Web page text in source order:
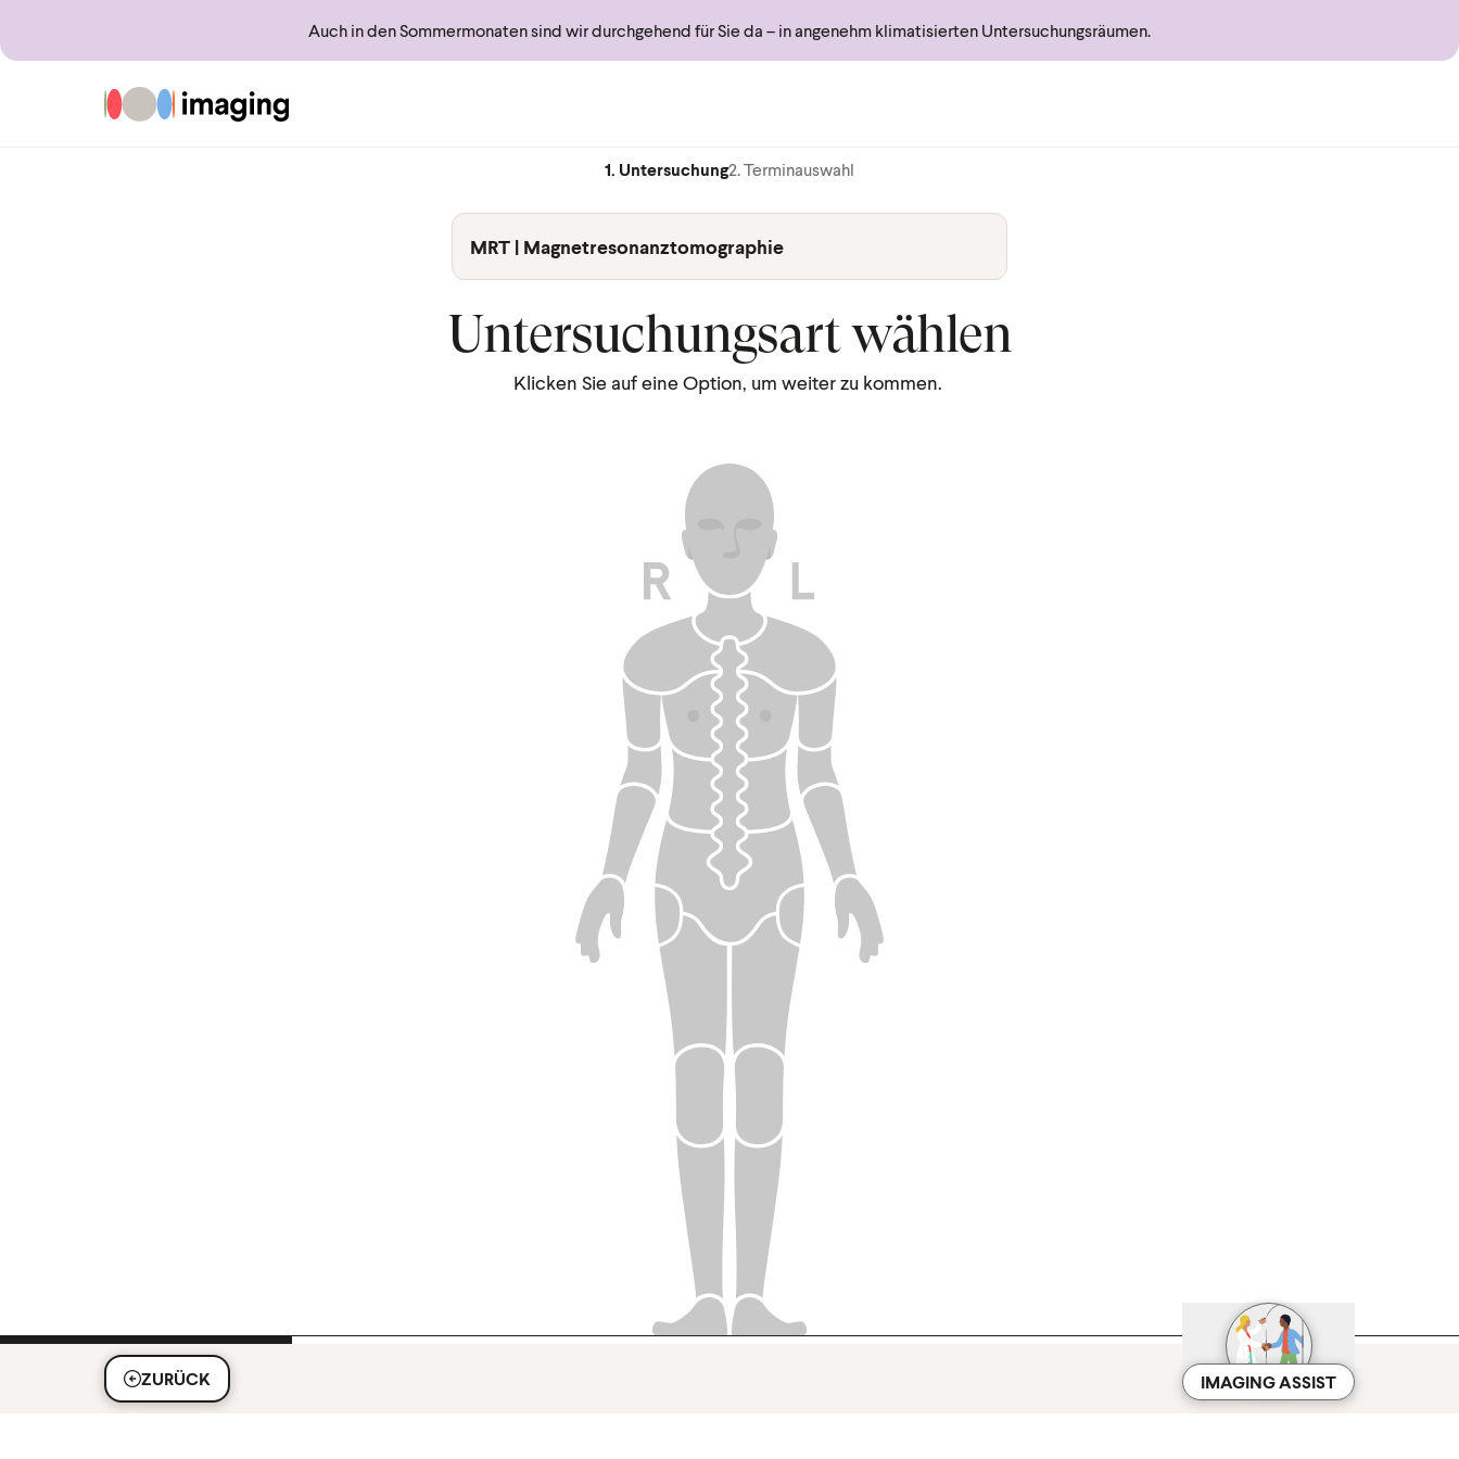
Auch in den Sommermonaten sind wir durchgehend für Sie da – in angenehm klimatisierten Untersuchungsräumen.
Zur Startseite
1. Untersuchung2. Terminauswahl
MRT | Magnetresonanztomographie
Untersuchungsart wählen
Klicken Sie auf eine Option, um weiter zu kommen.
ZURÜCK IMAGING ASSIST